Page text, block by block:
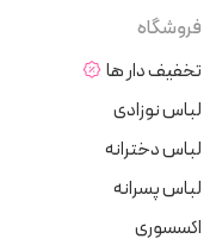
فروشگاه
تخفیف دار ها
لباس نوزادی
لباس دخترانه
لباس پسرانه
اکسسوری